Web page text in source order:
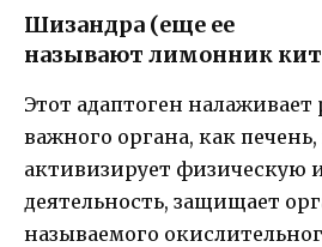
Шизандра (еще ее
называют лимонник
Этот адаптоген налаживает
важного органа, как
активизирует физическую
деятельность, защищает
называемого